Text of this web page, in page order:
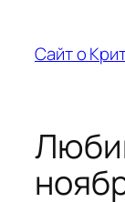
содержимому
Сайт о